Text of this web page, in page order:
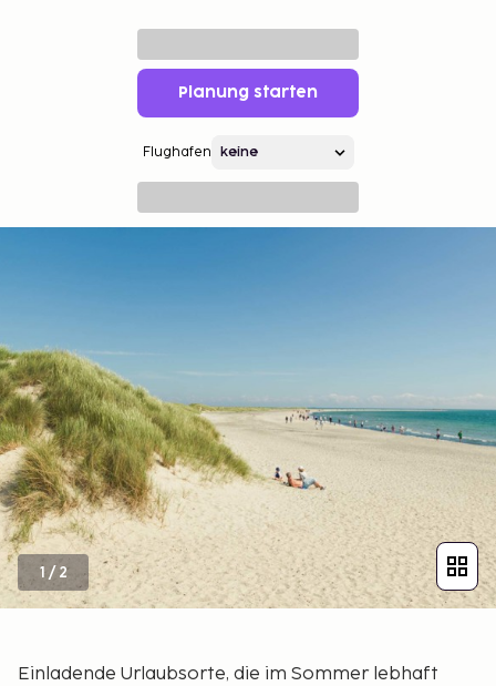
Planung starten
Flughafen
1 /2
Einladende Urlaubsorte, die im Sommer lebhaft